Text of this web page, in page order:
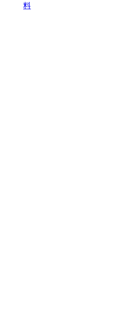
料